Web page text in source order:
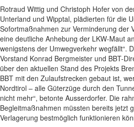
Rotraud Wittig und Christoph Hofer von
Unterland und Wipptal, plädierten für die
Sofortmaßnahmen zur Verminderung der
eine deutliche Anhebung der LKW-Maut
wenigstens der Umwegverkehr wegfällt“.
Vorstand Konrad Bergmeister und BBT-
über den aktuellen Stand des Projekts
BBT mit den Zulaufstrecken gebaut ist,
Nordtirol – alle Güterzüge durch den
nicht mehr“, betonte Ausserdorfer. Die
Begleitmaßnahmen müssten bereits jetzt
Verlagerung bestmöglich funktionieren